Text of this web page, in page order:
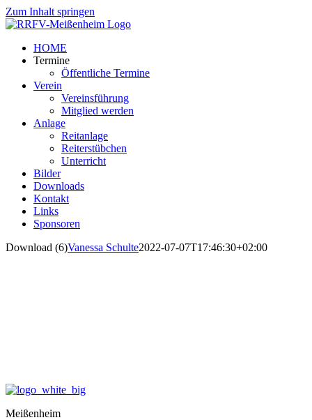
Zum Inhalt springen
HOME
Termine
Öffentliche Termine
Verein
Vereinsführung
Mitglied werden
Anlage
Reitanlage
Reiterstübchen
Unterricht
Bilder
Downloads
Kontakt
Links
Sponsoren
Download (6)Vanessa Schulte2022-07-07T17:46:30+02:00
Meißenheim